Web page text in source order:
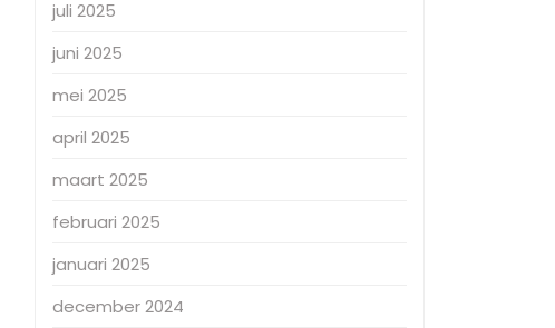
juli 2025
juni 2025
mei 2025
april 2025
maart 2025
februari 2025
januari 2025
december 2024